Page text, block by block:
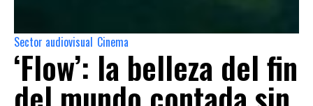
Sector audiovisual Cinema
‘Flow’: la belleza del fin